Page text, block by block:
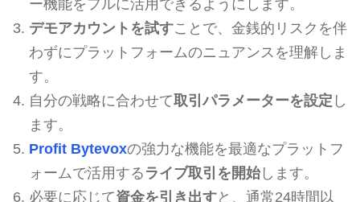
ー機能をフルに活用できるようにします。
デモアカウントを試すことで、金銭的リスクを伴
わずにプラットフォームのニュアンスを理解しま
す。
自分の戦略に合わせて取引パラメーターを設定 し
ます。
Profit Bytevoxの強力な機能を最適なプラットフ
ォームで活用する ライブ取引を開始します。
必要に応じて資金を引き出すと、通常24時間以